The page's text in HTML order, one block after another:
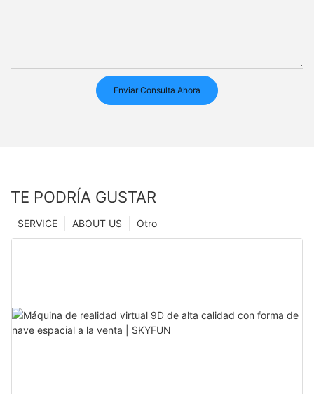
Enviar Consulta Ahora
TE PODRÍA GUSTAR
Otro
ABOUT US
SERVICE